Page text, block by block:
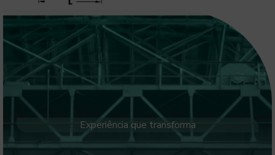
Experiência que transforma